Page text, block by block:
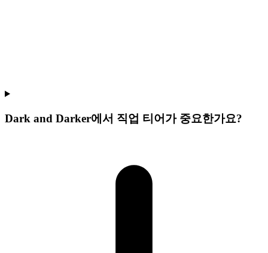
Dark and Darker에서 직업 티어가 중요한가요?